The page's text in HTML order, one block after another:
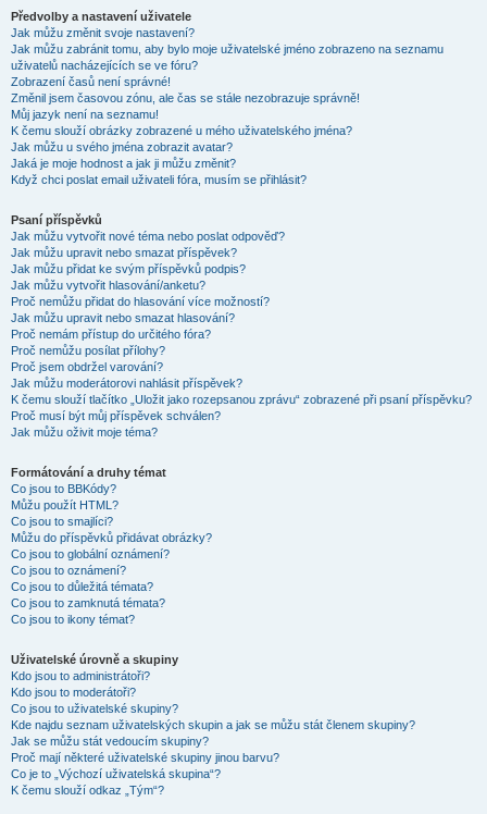
Předvolby a nastavení uživatele
Jak můžu změnit svoje nastavení?
Jak můžu zabránit tomu, aby bylo moje uživatelské jméno zobrazeno na seznamu
uživatelů nacházejících se ve fóru?
Zobrazení časů není správné!
Změnil jsem časovou zónu, ale čas se stále nezobrazuje správně!
Můj jazyk není na seznamu!
K čemu slouží obrázky zobrazené u mého uživatelského jména?
Jak můžu u svého jména zobrazit avatar?
Jaká je moje hodnost a jak ji můžu změnit?
Když chci poslat email uživateli fóra, musím se přihlásit?
Psaní příspěvků
Jak můžu vytvořit nové téma nebo poslat odpověď?
Jak můžu upravit nebo smazat příspěvek?
Jak můžu přidat ke svým příspěvků podpis?
Jak můžu vytvořit hlasování/anketu?
Proč nemůžu přidat do hlasování více možností?
Jak můžu upravit nebo smazat hlasování?
Proč nemám přístup do určitého fóra?
Proč nemůžu posílat přílohy?
Proč jsem obdržel varování?
Jak můžu moderátorovi nahlásit příspěvek?
K čemu slouží tlačítko „Uložit jako rozepsanou zprávu“ zobrazené při psaní příspěvku?
Proč musí být můj příspěvek schválen?
Jak můžu oživit moje téma?
Formátování a druhy témat
Co jsou to BBKódy?
Můžu použít HTML?
Co jsou to smajlíci?
Můžu do příspěvků přidávat obrázky?
Co jsou to globální oznámení?
Co jsou to oznámení?
Co jsou to důležitá témata?
Co jsou to zamknutá témata?
Co jsou to ikony témat?
Uživatelské úrovně a skupiny
Kdo jsou to administrátoři?
Kdo jsou to moderátoři?
Co jsou to uživatelské skupiny?
Kde najdu seznam uživatelských skupin a jak se můžu stát členem skupiny?
Jak se můžu stát vedoucím skupiny?
Proč mají některé uživatelské skupiny jinou barvu?
Co je to „Výchozí uživatelská skupina“?
K čemu slouží odkaz „Tým“?